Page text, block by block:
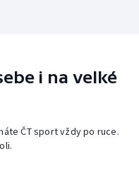
i na velké
ČT sport vždy po ruce.